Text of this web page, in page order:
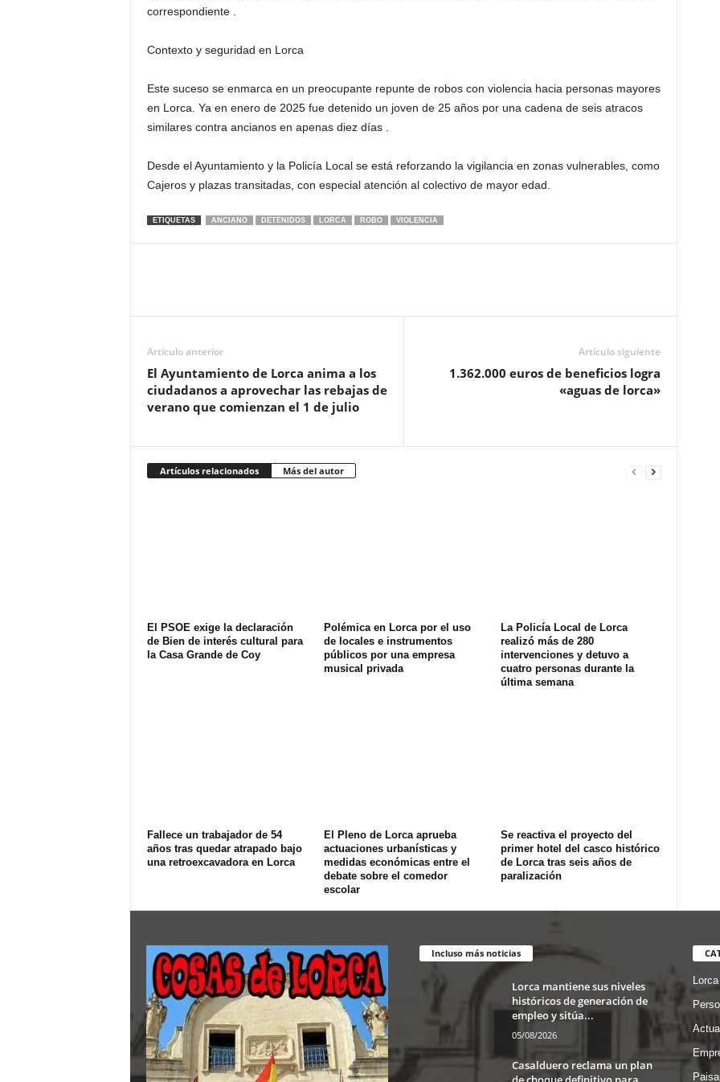
correspondiente .
Contexto y seguridad en Lorca
Este suceso se enmarca en un preocupante repunte de robos con violencia hacia personas mayores
en Lorca. Ya en enero de 2025 fue detenido un joven de 25 años por una cadena de seis atracos
similares contra ancianos en apenas diez días .
Desde el Ayuntamiento y la Policía Local se está reforzando la vigilancia en zonas vulnerables, como
Cajeros y plazas transitadas, con especial atención al colectivo de mayor edad.
ETIQUETAS ANCIANO DETENIDOS LORCA ROBO VIOLENCIA
Artículo anterior
El Ayuntamiento de Lorca anima a los
ciudadanos a aprovechar las rebajas de
verano que comienzan el 1 de julio
Artículo siguiente
1.362.000 euros de beneficios logra
«aguas de lorca»
Artículos relacionados Más del autor
El PSOE exige la declaración
de Bien de interés cultural para
la Casa Grande de Coy
Polémica en Lorca por el uso
de locales e instrumentos
públicos por una empresa
musical privada
La Policía Local de Lorca
realizó más de 280
intervenciones y detuvo a
cuatro personas durante la
última semana
Fallece un trabajador de 54
años tras quedar atrapado bajo
una retroexcavadora en Lorca
El Pleno de Lorca aprueba
actuaciones urbanísticas y
medidas económicas entre el
debate sobre el comedor
escolar
Se reactiva el proyecto del
primer hotel del casco histórico
de Lorca tras seis años de
paralización
Incluso más noticias
Lorca mantiene sus niveles
históricos de generación de
empleo y sitúa...
05/08/2026
Casalduero reclama un plan
Lorca